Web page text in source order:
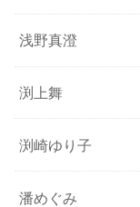
浅野真澄
渕上舞
渕崎ゆり子
潘めぐみ